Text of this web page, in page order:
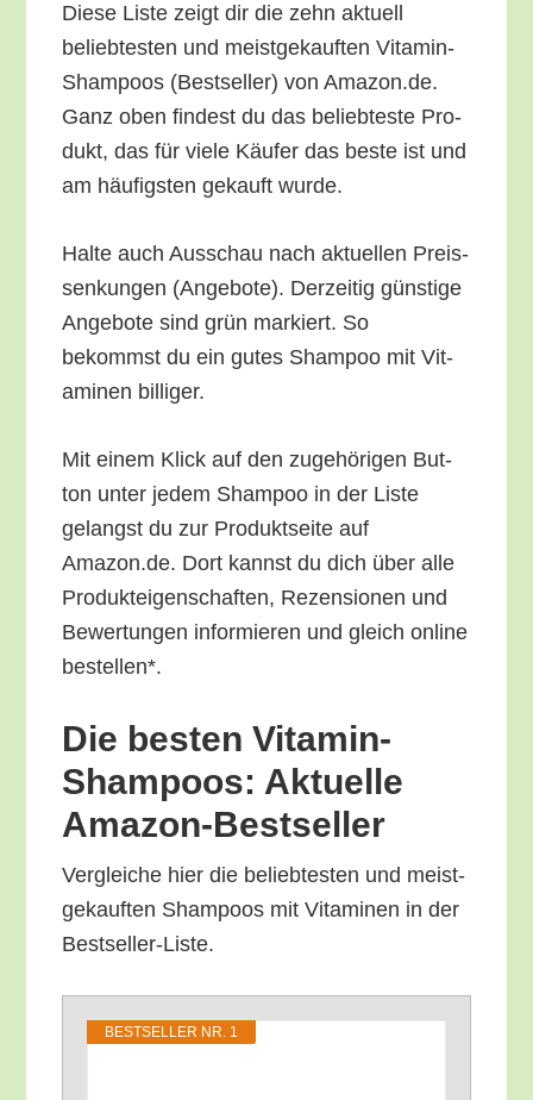
Die­se Lis­te zeigt dir die zehn aktu­ell
belieb­tes­ten und meist­ge­kauf­ten Vit­amin-
Sham­poos (Best­sel­ler) von Amazon.de.
Ganz oben fin­dest du das belieb­tes­te Pro­
dukt, das für vie­le Käu­fer das bes­te ist und
am häu­figs­ten gekauft wurde.
Hal­te auch Aus­schau nach aktu­el­len Preis­
sen­kun­gen (Ange­bo­te). Der­zei­tig güns­ti­ge
Ange­bo­te sind grün mar­kiert. So
bekommst du ein gutes Sham­poo mit Vit­
ami­nen billiger.
Mit einem Klick auf den zuge­hö­ri­gen But­
ton unter jedem Sham­poo in der Lis­te
gelangst du zur Pro­dukt­sei­te auf
Amazon.de. Dort kannst du dich über alle
Pro­duk­tei­gen­schaf­ten, Rezen­sio­nen und
Bewer­tun­gen infor­mie­ren und gleich online
bestellen*.
Die bes­ten Vit­amin-
Sham­poos: Aktu­el­le
Amazon-Bestseller
Ver­glei­che hier die belieb­tes­ten und meist­
ge­kauf­ten Sham­poos mit Vit­ami­nen in der
Bestseller-Liste.
BEST­SEL­LER NR. 1